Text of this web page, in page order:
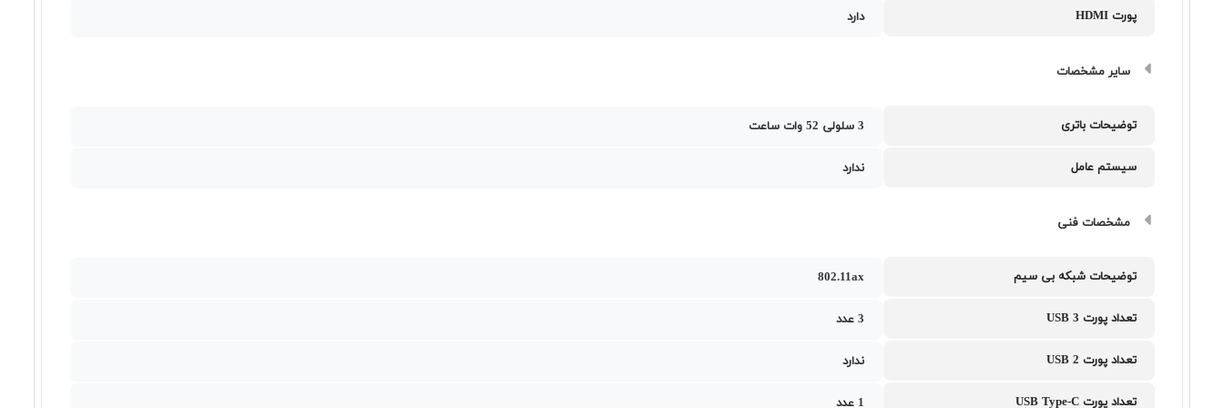
پورت HDMI دارد
سایر مشخصات
توضیحات باتری 3 سلولی 52 وات ساعت
سیستم عامل ندارد
مشخصات فنی
توضیحات شبکه بی سیم 802.11ax
تعداد پورت USB 3 3 عدد
تعداد پورت USB 2 ندارد
تعداد پورت USB Type-C 1 عدد